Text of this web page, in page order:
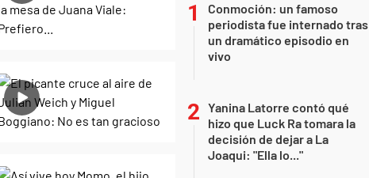
Conmoción: un famoso
periodista fue internado tras
un dramático episodio en
vivo
Yanina Latorre contó qué
hizo que Luck Ra tomara la
decisión de dejar a La
Joaqui: "Ella lo..."